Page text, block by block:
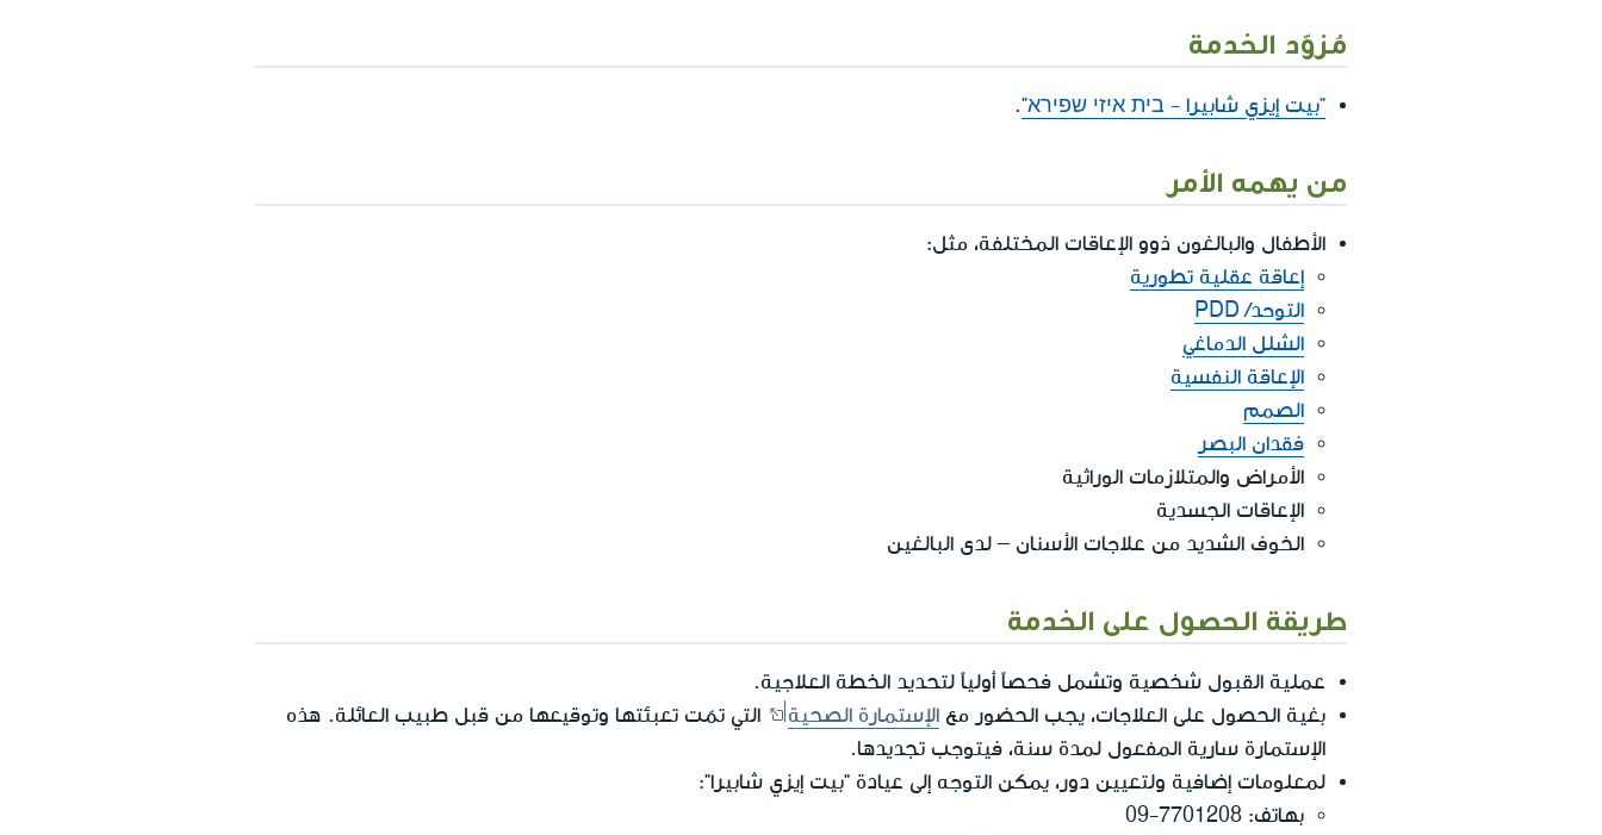
مُزوّد الخدمة
"بيت إيزي شابيرا - בית איזי שפירא".
من يهمه الأمر
الأطفال والبالغون ذوو الإعاقات المختلفة، مثل:
إعاقة عقلية تطورية
التوحد/ PDD
الشلل الدماغي
الإعاقة النفسية
الصمم
فقدان البصر
الأمراض والمتلازمات الوراثية
الإعاقات الجسدية
الخوف الشديد من علاجات الأسنان – لدى البالغين
طريقة الحصول على الخدمة
عملية القبول شخصية وتشمل فحصاً أولياً لتحديد الخطة العلاجية.
بغية الحصول على العلاجات، يجب الحضور مع الإستمارة الصحية
التي تمّت تعبئتها وتوقيعها من قبل طبيب العائلة. هذه
الإستمارة سارية المفعول لمدة سنة، فيتوجب تجديدها.
لمعلومات إضافية ولتعيين دور، يمكن التوجه إلى عيادة "بيت إيزي شابيرا":
بهاتف: 09-7701208